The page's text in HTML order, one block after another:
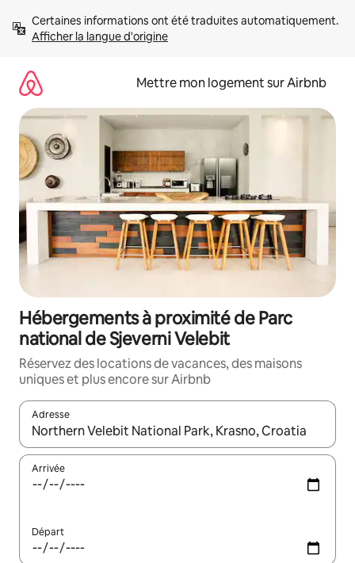
directement
Afficher la langue d'origine
Mettre mon logement sur Airbnb
Hébergements à proximité de Parc
national de Sjeverni Velebit
Réservez des locations de vacances, des maisons
uniques et plus encore sur Airbnb
Adresse
Lorsque les résultats s'affichent, utilisez les flèches vers le
Arrivée
Départ